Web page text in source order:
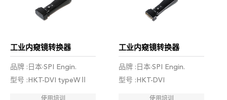
工业内窥镜转换器
品牌 :日本·SPI Engin.
型号 :HKT-DVI typeWⅡ
使用培训
工业内窥镜转换器
品牌 :日本·SPI Engin.
型号 :HKT-DVI
使用培训